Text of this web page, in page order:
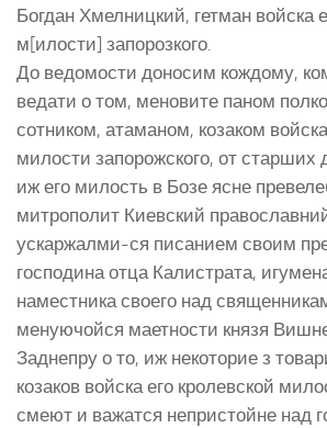
Богдан Хмелницкий, гетман войска
м[илости] запорозкого.
До ведомости доносим кождому,
ведати о том, меновите паном
сотником, атаманом, козаком
милости запорожского, от
иж его милость в Бозе ясне
митрополит Киевский
ускаржалми-ся писанием своим
господина отца Калистрата,
наместника своего над
менуючойся маетности князя
Заднепру о то, иж некоторие з
козаков войска его кролевской
смеют и важатся непристойне над